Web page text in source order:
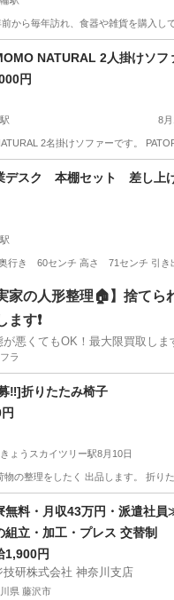
から毎年訪れ、食器や雑貨を購入
インテリア雑貨/小物
NATURAL 2人掛けソフ
円
8月
2名掛けソファーです。
崎駅 ソファ
デスク 本棚セット 差し上
行き 60センチ 高さ 71センチ 引き
駅 オフィス用家具 デスク
家の人形整理🏠】捨てら
ます❗️
が悪くてもOK！最大限買取しま
ラ
‼️]折りたたみ椅子
ょうスカイツリー駅8月10日
物の整理をしたく 出品します。 折り
うきょうスカイツリー駅 椅子
料・月収43万円・派遣社員
組立・加工・プレス 交替制
1,900円
技研株式会社 神奈川支店
県 藤沢市